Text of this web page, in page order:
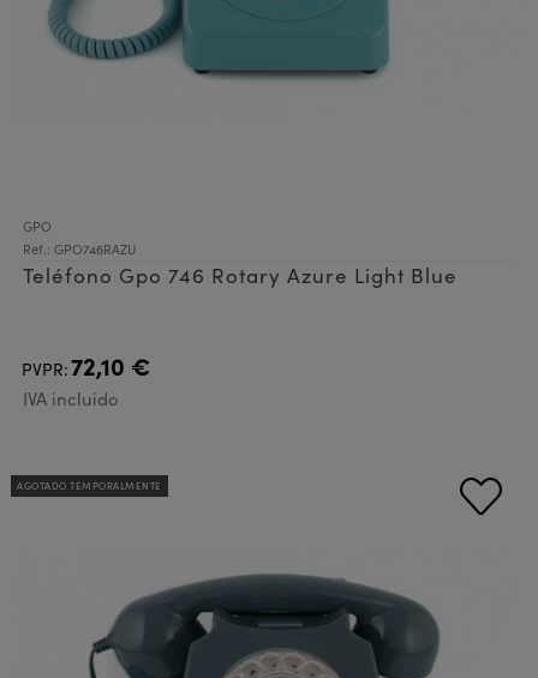
GPO
Ref.: GPO746RAZU
Teléfono Gpo 746 Rotary Azure Light Blue
PVPR:72,10 €
IVA incluido
AGOTADO TEMPORALMENTE